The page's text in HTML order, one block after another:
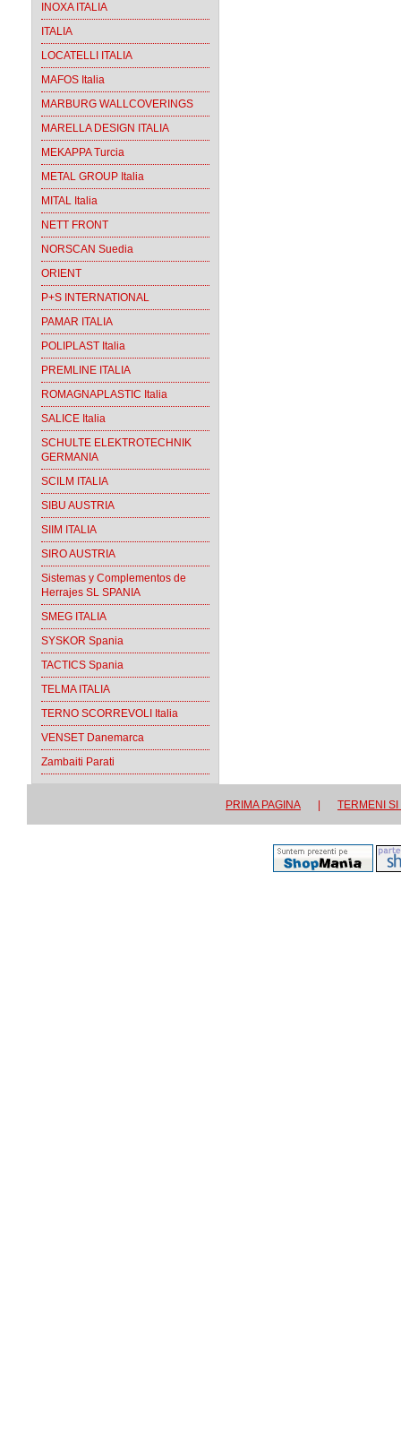
INOXA ITALIA
ITALIA
LOCATELLI ITALIA
MAFOS Italia
MARBURG WALLCOVERINGS
MARELLA DESIGN ITALIA
MEKAPPA Turcia
METAL GROUP Italia
MITAL Italia
NETT FRONT
NORSCAN Suedia
ORIENT
P+S INTERNATIONAL
PAMAR ITALIA
POLIPLAST Italia
PREMLINE ITALIA
ROMAGNAPLASTIC Italia
SALICE Italia
SCHULTE ELEKTROTECHNIK
GERMANIA
SCILM ITALIA
SIBU AUSTRIA
SIIM ITALIA
SIRO AUSTRIA
Sistemas y Complementos de
Herrajes SL SPANIA
SMEG ITALIA
SYSKOR Spania
TACTICS Spania
TELMA ITALIA
TERNO SCORREVOLI Italia
VENSET Danemarca
Zambaiti Parati
PRIMA PAGINA TERMENI SI